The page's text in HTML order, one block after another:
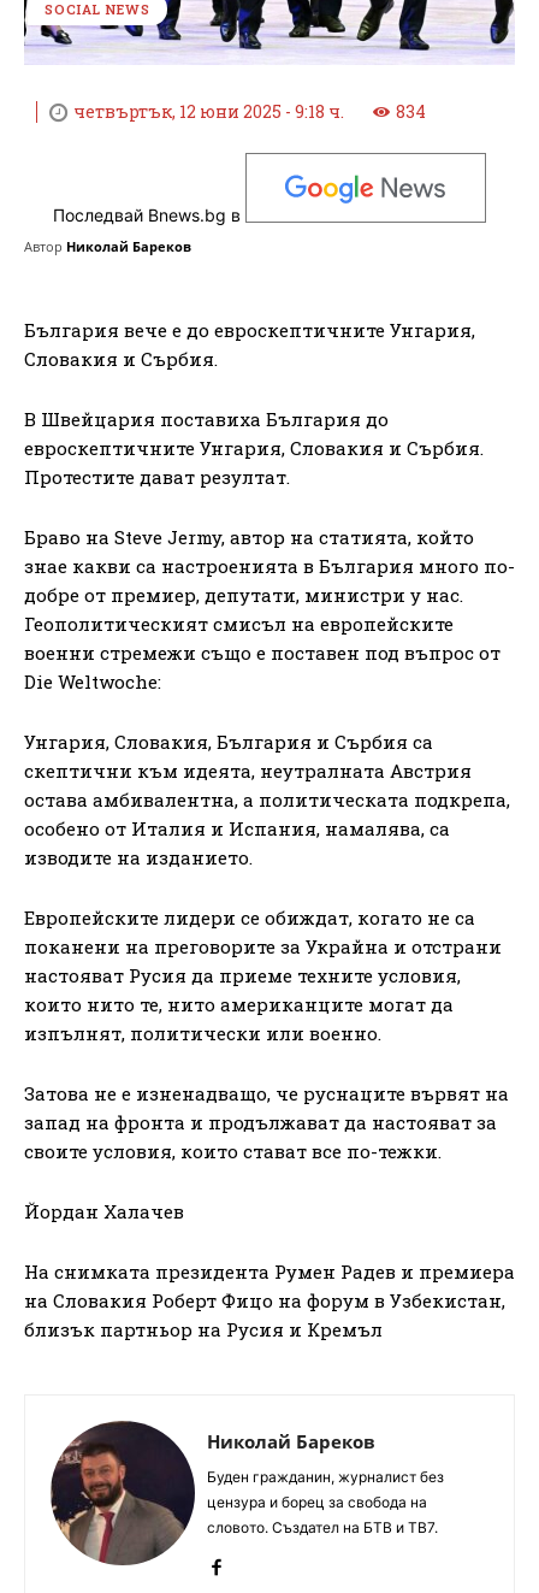
SOCIAL NEWS
четвъртък, 12 юни 2025 - 9:18 ч. 834
Последвай Bnews.bg в
Автор Николай Бареков
България вече е до евроскептичните Унгария,
Словакия и Сърбия.
В Швейцария поставиха България до
евроскептичните Унгария, Словакия и Сърбия.
Протестите дават резултат.
Браво на Steve Jermy, автор на статията, който
знае какви са настроенията в България много по-
добре от премиер, депутати, министри у нас.
Геополитическият смисъл на европейските
военни стремежи също е поставен под въпрос от
Die Weltwoche:
Унгария, Словакия, България и Сърбия са
скептични към идеята, неутралната Австрия
остава амбивалентна, а политическата подкрепа,
особено от Италия и Испания, намалява, са
изводите на изданието.
Европейските лидери се обиждат, когато не са
поканени на преговорите за Украйна и отстрани
настояват Русия да приеме техните условия,
които нито те, нито американците могат да
изпълнят, политически или военно.
Затова не е изненадващо, че руснаците вървят на
запад на фронта и продължават да настояват за
своите условия, които стават все по-тежки.
Йордан Халачев
На снимката президента Румен Радев и премиера
на Словакия Роберт Фицо на форум в Узбекистан,
близък партньор на Русия и Кремъл
Николай Бареков
Буден гражданин, журналист без
цензура и борец за свобода на
словото. Създател на БТВ и ТВ7.